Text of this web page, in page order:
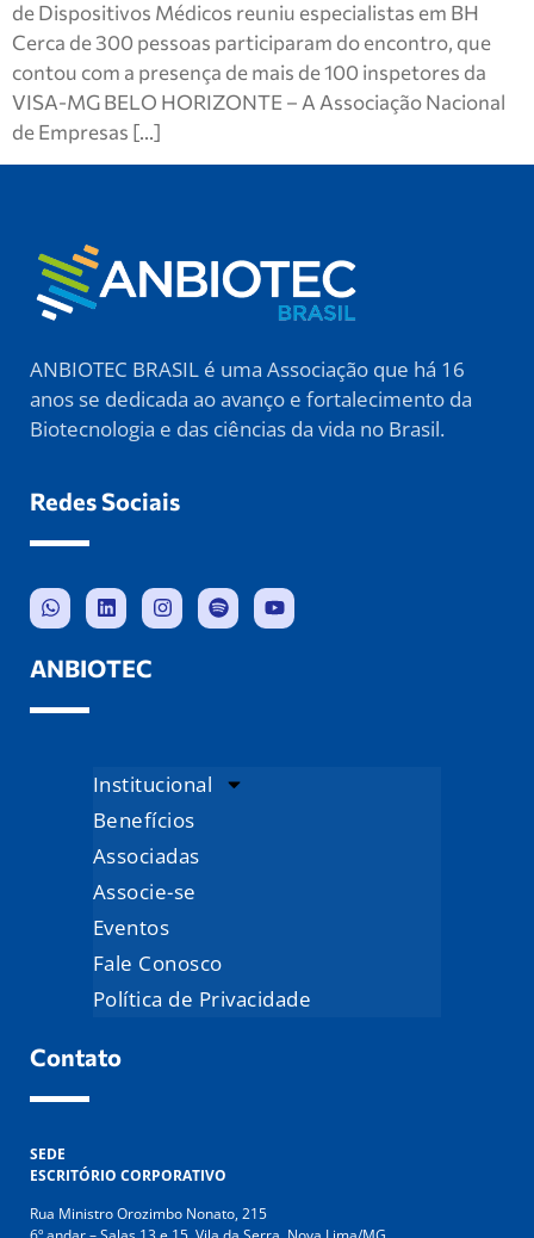
de Dispositivos Médicos reuniu especialistas em BH
Cerca de 300 pessoas participaram do encontro, que
contou com a presença de mais de 100 inspetores da
VISA-MG BELO HORIZONTE – A Associação Nacional
de Empresas […]
ANBIOTEC BRASIL é uma Associação que há 16
anos se dedicada ao avanço e fortalecimento da
Biotecnologia e das ciências da vida no Brasil.
Redes Sociais
ANBIOTEC
Institucional
Benefícios
Associadas
Associe-se
Eventos
Fale Conosco
Política de Privacidade
Contato
SEDE
ESCRITÓRIO CORPORATIVO
Rua Ministro Orozimbo Nonato, 215